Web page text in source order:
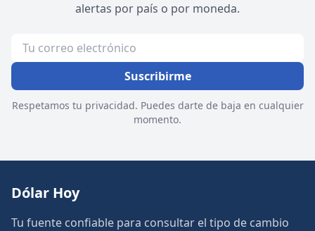
alertas por país o por moneda.
Suscribirme
Respetamos tu privacidad. Puedes darte de baja en cualquier
momento.
Dólar Hoy
Tu fuente confiable para consultar el tipo de cambio